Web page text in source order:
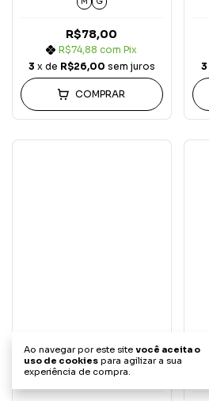
Ao navegar por este site você aceita o
uso de cookies para agilizar a sua
experiência de compra.
R$78,00
R$74,88com Pix
3 x de R$26,00 sem juros
COMPRAR
3
Marrom
Tamanho Único